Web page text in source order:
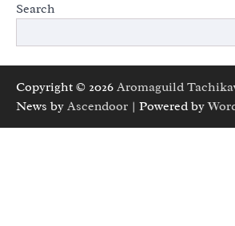
Search
Copyright © 2026 Aromaguild
News by Ascendoor | Powered by